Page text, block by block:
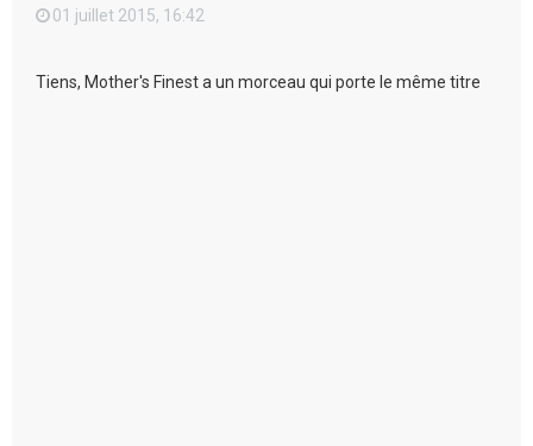
01 juillet 2015, 16:42
Tiens, Mother's Finest a un morceau qui porte le même titre